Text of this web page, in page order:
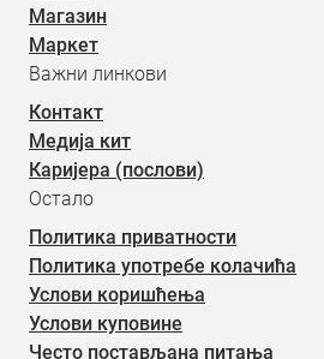
Магазин
Маркет
Важни линкови
Контакт
Медија кит
Каријера (послови)
Остало
Политика приватности
Политика употребе колачића
Услови коришћења
Услови куповине
Често постављана питања